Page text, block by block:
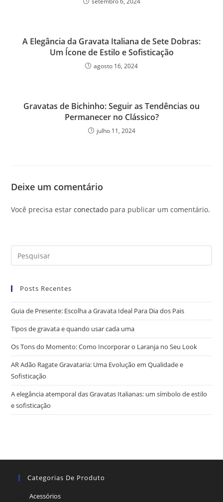
A Elegância da Gravata Italiana de Sete Dobras:
Um Ícone de Estilo e Sofisticação
agosto 16, 2024
Gravatas de Bichinho: Seguir as Tendências ou
Permanecer no Clássico?
julho 11, 2024
Deixe um comentário
Você precisa estarconectado para publicar um comentário.
Posts Recentes
Guia de Presente: Escolha a Gravata Ideal Para Dia dos Pais
Tipos de gravata e quando usar cada uma
Os Tons do Momento: Como Incorporar o Laranja no Seu Look
AR Adão Ragate Gravataria: Uma Evolução em Qualidade e
Sofisticação
A elegância atemporal das Gravatas Italianas: um símbolo de estilo
e sofisticação
Categorias De Produto
Acessórios